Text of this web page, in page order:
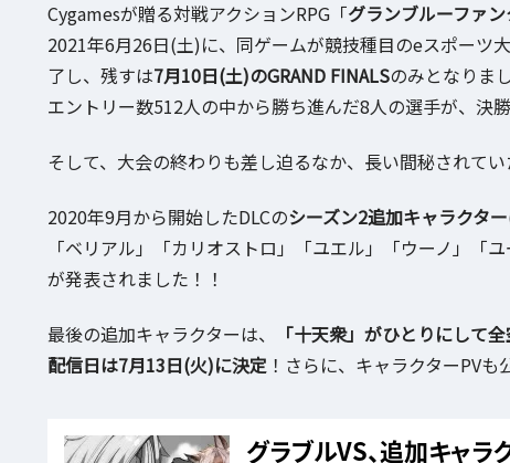
Cygamesが贈る対戦アクションRPG「グランブルーファ
2021年6月26日(土)に、同ゲームが競技種目のeスポーツ
了し、残すは7月10日(土)のGRAND FINALSのみとなりま
エントリー数512人の中から勝ち進んだ8人の選手が、決
そして、大会の終わりも差し迫るなか、長い間秘されて
2020年9月から開始したDLCのシーズン2追加キャラクター
「ベリアル」「カリオストロ」「ユエル」「ウーノ」
が発表されました！！
最後の追加キャラクターは、 「十天衆」がひとりにして
配信日は7月13日(火)に決定！さらに、キャラクターPVも